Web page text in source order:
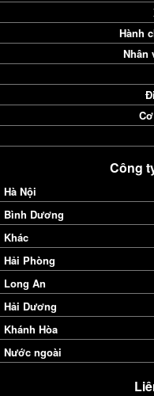
Hành
Nhân
Công
Hà Nội
Bình Dương
Khác
Hải Phòng
Long An
Hải Dương
Khánh Hòa
Nước ngoài